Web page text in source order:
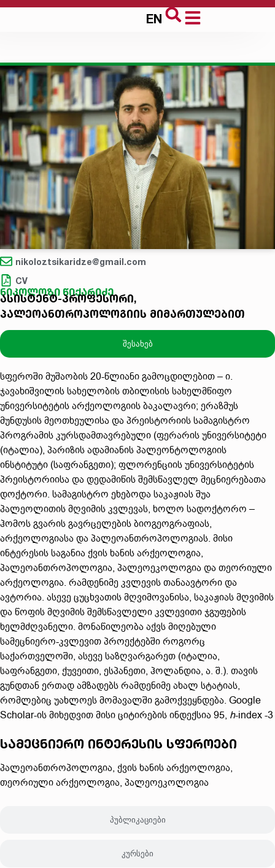
EN
nikoloztsikaridze@gmail.com
CV
ნიკოლოზი წიქარიძე
ასისტენტ-პროფესორი,
პალეოანთროპოლოგიის მიმართულებით
შესახებ
პუბლიკაციები
კურსები
სფეროში მუშაობის 20-წლიანი გამოცდილებით – ი.
ჯავახიშვილის სახელობის თბილისის სახელმწიფო
უნივერსიტეტის არქეოლოგიის ბაკალავრი; ერაზმუს
მუნდუსის მეოთხეულისა და პრეისტორიის სამაგისტრო
პროგრამის კურსდამთავრებული (ფერარის უნივერსიტეტი
(იტალია), პარიზის ადამიანის პალეონტოლოგიის
ინსტიტუტი (საფრანგეთი); ფლორენციის უნივერსიტეტის
პრეისტორიისა და დედამიწის შემსწავლელ მეცნიერებათა
დოქტორი. სამაგისტრო ეხებოდა საკაჟიას შუა
პალეოლითის მღვიმის კვლევას, ხოლო სადოქტორო –
ჰომოს გვარის გავრცელების ბიოგეოგრაფიას,
არქეოლოგიასა და პალეოანთროპოლოგიას. მისი
ინტერესის საგანია ქვის ხანის არქეოლოგია,
პალეოანთროპოლოგია, პალეოეკოლოგია და თეორიული
არქეოლოგია. რამდენიმე კვლევის თანაავტორი და
ავტორია. ასევე ცუცხვათის მღვიმოვანისა, საკაჟიას მღვიმის
და წოფის მღვიმის შემსწავლელი კვლევითი ჯგუფების
ხელმძღვანელი. მონაწილეობა აქვს მიღებული
სამეცნიერო-კვლევით პროექტებში როგორც
საქართველოში, ასევე საზღვარგარეთ (იტალია,
საფრანგეთი, ქუვეითი, ესპანეთი, ჰოლანდია, ა. შ.). თავის
გუნდთან ერთად ამზადებს რამდენიმე ახალ სტატიას,
რომლებიც უახლოეს მომავალში გამოქვეყნდება. Google
Scholar-ის მიხედვით მისი ციტირების ინდექსია 95, h-index -3
სამეცნიერო ინტერესის სფეროები
პალეოანთროპოლოგია, ქვის ხანის არქეოლოგია,
თეორიული არქეოლოგია, პალეოეკოლოგია